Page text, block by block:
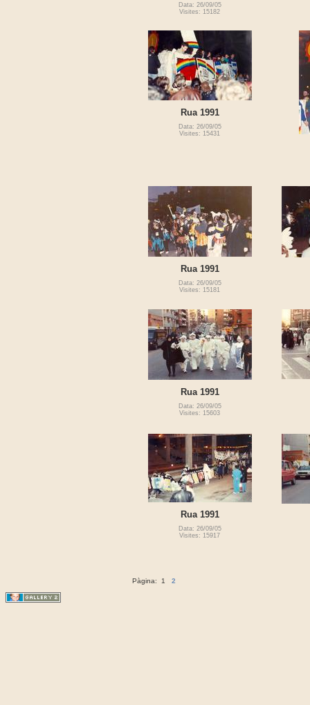
Data: 26/09/05
Visites: 15182
Rua 1991
Data: 26/09/05
Visites: 15431
Rua 1991
Data: 26/09/05
Visites: 15181
Rua 1991
Data: 26/09/05
Visites: 15603
Rua 1991
Data: 26/09/05
Visites: 15917
Pàgina: 1 2